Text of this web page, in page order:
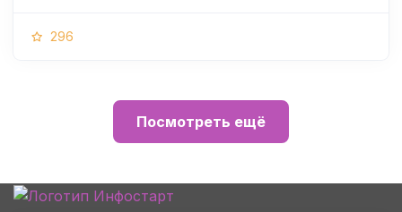
296
Посмотреть ещё